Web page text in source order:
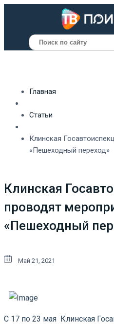
Поиск
Главная
Статьи
Клинская
«Пешеходный переход»
Клинская
проводят
«Пешеходный
Май 21, 2021
С 17 по 23 мая Клинская